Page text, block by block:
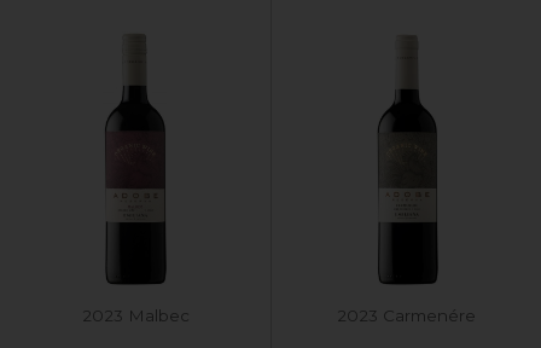
2023 Malbec 2023 Carmenére